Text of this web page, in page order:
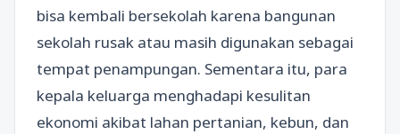
bisa kembali bersekolah karena bangunan
sekolah rusak atau masih digunakan sebagai
tempat penampungan. Sementara itu, para
kepala keluarga menghadapi kesulitan
ekonomi akibat lahan pertanian, kebun, dan